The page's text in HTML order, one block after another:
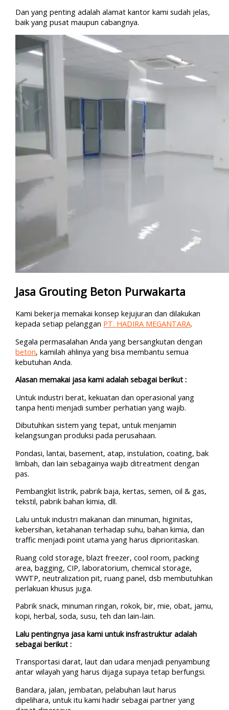
Dan yang penting adalah alamat kantor kami sudah jelas,
baik yang pusat maupun cabangnya.
Jasa Grouting Beton Purwakarta
Kami bekerja memakai konsep kejujuran dan dilakukan
kepada setiap pelanggan PT. HADIRA MEGANTARA.
Segala permasalahan Anda yang bersangkutan dengan
beton, kamilah ahlinya yang bisa membantu semua
kebutuhan Anda.
Alasan memakai jasa kami adalah sebagai berikut :
Untuk industri berat, kekuatan dan operasional yang
tanpa henti menjadi sumber perhatian yang wajib.
Dibutuhkan sistem yang tepat, untuk menjamin
kelangsungan produksi pada perusahaan.
Pondasi, lantai, basement, atap, instulation, coating, bak
limbah, dan lain sebagainya wajib ditreatment dengan
pas.
Pembangkit listrik, pabrik baja, kertas, semen, oil & gas,
tekstil, pabrik bahan kimia, dll.
Lalu untuk industri makanan dan minuman, higinitas,
kebersihan, ketahanan terhadap suhu, bahan kimia, dan
traffic menjadi point utama yang harus diprioritaskan.
Ruang cold storage, blazt freezer, cool room, packing
area, bagging, CIP, laboratorium, chemical storage,
WWTP, neutralization pit, ruang panel, dsb membutuhkan
perlakuan khusus juga.
Pabrik snack, minuman ringan, rokok, bir, mie, obat, jamu,
kopi, herbal, soda, susu, teh dan lain-lain.
Lalu pentingnya jasa kami untuk insfrastruktur adalah
sebagai berikut :
Transportasi darat, laut dan udara menjadi penyambung
antar wilayah yang harus dijaga supaya tetap berfungsi.
Bandara, jalan, jembatan, pelabuhan laut harus
dipelihara, untuk itu kami hadir sebagai partner yang